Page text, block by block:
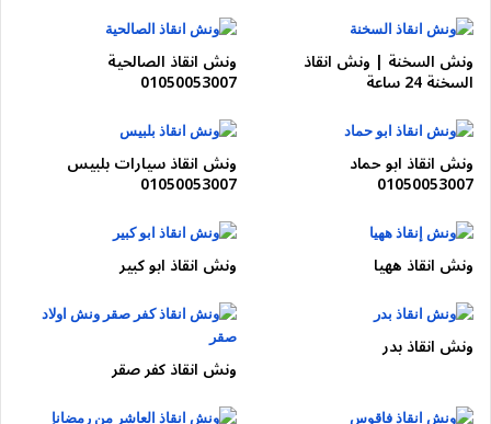
السمات:أعطال سفر طويل
الحل: ونش طوارئ للطرق السريعة.
متى تحتاج إلى ونش الطريق الدائري
فورًا؟
انفجار إطار
عطل مفاجئ بالمحرك
حادث بسيط يعيق الحركة
نفاد الوقود أو بطارية
ونش السخنة | ونش انقاذ
السخنة 24 ساعة
ونش انقاذ الصالحية
01050053007
ونش انقاذ ابو حماد
01050053007
ونش انقاذ سيارات بلبيس
01050053007
ونش انقاذ ههيا ونش انقاذ ابو كبير
ونش انقاذ بدر
ونش انقاذ كفر صقر